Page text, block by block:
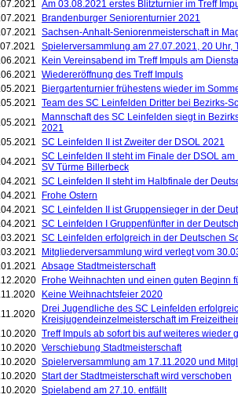
Am 03.08.2021 erstes Blitzturnier im Treff
Brandenburger Seniorenturnier 2021
Sachsen-Anhalt-Seniorenmeisterschaft in
Spielerversammlung am 27.07.2021, 20 Uhr,
Kein Vereinsabend im Treff Impuls am
Wiedereröffnung des Treff Impuls
Biergartenturnier frühestens wieder im
Team des SC Leinfelden Dritter bei Bezirks-
Mannschaft des SC Leinfelden siegt in
2021
SC Leinfelden II ist Zweiter der DSOL 2021
SC Leinfelden II steht im Finale der DSOL
SV Türme Billerbeck
SC Leinfelden II steht im Halbfinale der
Frohe Ostern
SC Leinfelden II ist Gruppensieger in der
SC Leinfelden I Gruppenfünfter in der
SC Leinfelden erfolgreich in der Deutschen
Mitgliederversammlung wird verlegt vom
Absage Stadtmeisterschaft
Frohe Weihnachten und einen guten Beginn
Keine Weihnachtsfeier 2020
Drei Jugendliche des SC Leinfelden
Kreisjugendeinzelmeisterschaft im
Treff Impuls ab sofort bis auf weiteres wieder
Verschiebung Stadtmeisterschaft
Spielerversammlung am 17.11.2020 und
Start der Stadtmeisterschaft wird verschoben
Spielabend am 27.10. entfällt